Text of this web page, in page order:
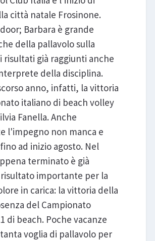
città natale Frosinone.
Barbara è grande
della pallavolo sulla
risultati già raggiunti anche
della disciplina.
anno, infatti, la vittoria
italiano di beach volley
Fanella. Anche
l'impegno non manca e
ad inizio agosto. Nel
terminato è già
importante per la
in carica: la vittoria della
del Campionato
di beach. Poche vacanze
voglia di pallavolo per